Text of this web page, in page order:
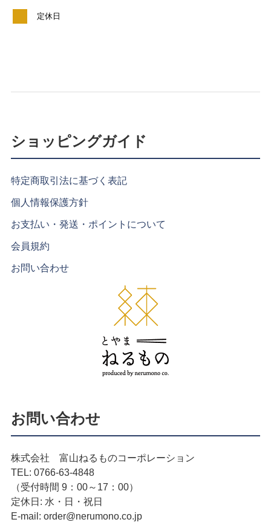
定休日
ショッピングガイド
特定商取引法に基づく表記
個人情報保護方針
お支払い・発送・ポイントについて
会員規約
お問い合わせ
お問い合わせ
株式会社 富山ねるものコーポレーション
TEL: 0766-63-4848
（受付時間 9：00～17：00）
定休日: 水・日・祝日
E-mail: order@nerumono.co.jp